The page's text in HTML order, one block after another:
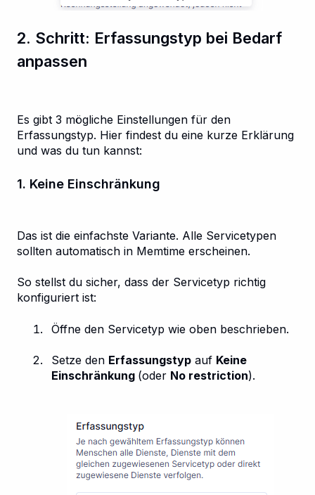
2. Schritt: Erfassungstyp bei Bedarf
anpassen
Es gibt 3 mögliche Einstellungen für den
Erfassungstyp. Hier findest du eine kurze Erklärung
und was du tun kannst:
1. Keine Einschränkung
Das ist die einfachste Variante. Alle Servicetypen
sollten automatisch in Memtime erscheinen.
So stellst du sicher, dass der Servicetyp richtig
konfiguriert ist:
Öffne den Servicetyp wie oben beschrieben.
Setze den Erfassungstyp auf Keine
Einschränkung (oder No restriction).